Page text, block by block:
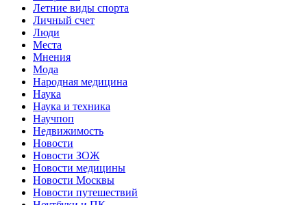
Летние виды спорта
Личный счет
Люди
Места
Мнения
Мода
Народная медицина
Наука
Наука и техника
Научпоп
Недвижимость
Новости
Новости ЗОЖ
Новости медицины
Новости Москвы
Новости путешествий